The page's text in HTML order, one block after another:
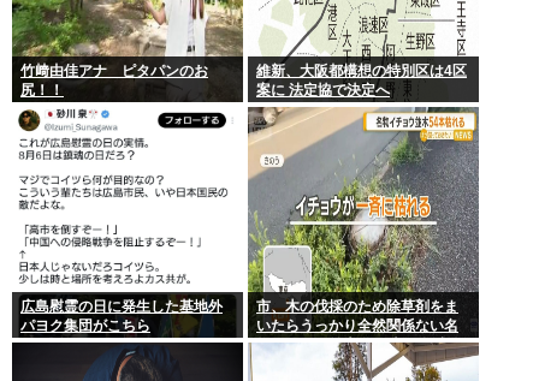
竹﨑由佳アナ ピタパンのお
尻！！
維新、大阪都構想の特別区は4区
案に 法定協で決定へ
広島慰霊の日に発生した基地外
パヨク集団がこちら
市、木の伐採のため除草剤をま
いたらうっかり全然関係ない名
物イチョウ並木道54本を全滅さ
せてしまう(・ω<)